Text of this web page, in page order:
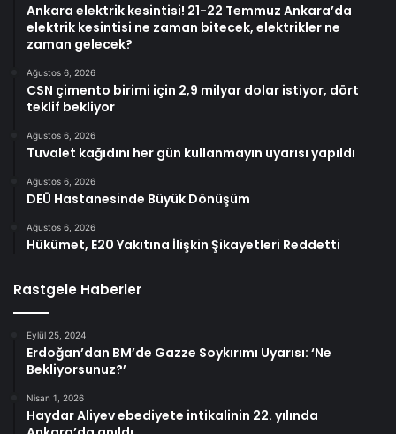
Ankara elektrik kesintisi! 21-22 Temmuz Ankara’da
elektrik kesintisi ne zaman bitecek, elektrikler ne
zaman gelecek?
Ağustos 6, 2026
CSN çimento birimi için 2,9 milyar dolar istiyor, dört
teklif bekliyor
Ağustos 6, 2026
Tuvalet kağıdını her gün kullanmayın uyarısı yapıldı
Ağustos 6, 2026
DEÜ Hastanesinde Büyük Dönüşüm
Ağustos 6, 2026
Hükümet, E20 Yakıtına İlişkin Şikayetleri Reddetti
Rastgele Haberler
Eylül 25, 2024
Erdoğan’dan BM’de Gazze Soykırımı Uyarısı: ‘Ne
Bekliyorsunuz?’
Nisan 1, 2026
Haydar Aliyev ebediyete intikalinin 22. yılında